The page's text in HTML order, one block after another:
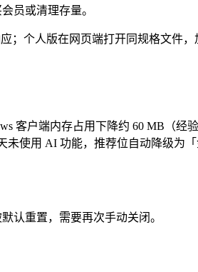
员或清理存量。
；个人版在网页端打开同规格文件
客户端内存占用下降约 60 MB（经
使用 AI 功能，推荐位自动降级为
认重置，需要再次手动关闭。